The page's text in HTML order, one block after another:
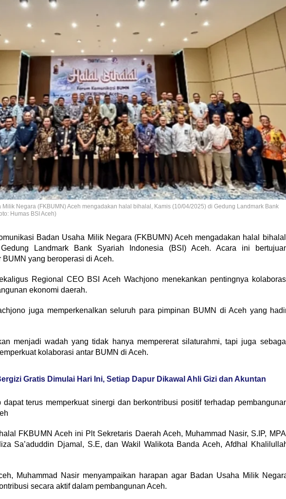
Negara (FKBUMN) Aceh mengadakan halal bihalal, Kamis (10/04/2025) di Gedung Landmark Bank
Humas BSI Aceh)
Badan Usaha Milik Negara (FKBUMN) Aceh mengadakan halal
Landmark Bank Syariah Indonesia (BSI) Aceh. Acara ini
yang beroperasi di Aceh.
Regional CEO BSI Aceh Wachjono menekankan pentingnya
ekonomi daerah.
juga memperkenalkan seluruh para pimpinan BUMN di Aceh yang
menjadi wadah yang tidak hanya mempererat silaturahmi, tapi juga
kolaborasi antar BUMN di Aceh.
Gratis Dimulai Hari Ini, Setiap Dapur Dikawal Ahli Gizi dan Akuntan
dapat terus memperkuat sinergi dan berkontribusi positif terhadap
FKBUMN Aceh ini Plt Sekretaris Daerah Aceh, Muhammad Nasir, S.IP,
Sa’aduddin Djamal, S.E, dan Wakil Walikota Banda Aceh, Afdhal
Muhammad Nasir menyampaikan harapan agar Badan Usaha Milik
secara aktif dalam pembangunan Aceh.